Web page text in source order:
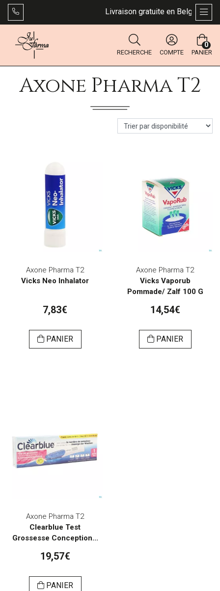
Livraison gratuite en Belgique
RECHERCHE COMPTE PANIER
0
Axone Pharma T2
Axone Pharma T2
Vicks Neo Inhalator
7,83€
PANIER
Axone Pharma T2
Vicks Vaporub
Pommade/ Zalf 100 G
14,54€
PANIER
Axone Pharma T2
Clearblue Test
Grossesse Conception...
19,57€
PANIER